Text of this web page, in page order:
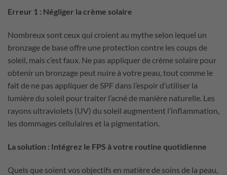
Erreur 1 : Négliger la crème solaire
Nombreux sont ceux qui croient au mythe selon lequel un
bronzage de base offre une protection contre les coups de
soleil, mais c’est faux. Ne pas appliquer de crème solaire pour
obtenir un bronzage peut nuire à votre peau, tout comme le
fait de ne pas appliquer de SPF dans l’espoir d’utiliser la
lumière du soleil pour traiter l’acné de manière naturelle. Les
rayons ultraviolets (UV) du soleil augmentent l’inflammation,
les dommages cellulaires et la pigmentation.
La solution : Intégrez le FPS à votre routine quotidienne
Quels que soient vos objectifs en matière de soins de la peau,